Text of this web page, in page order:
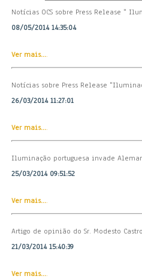
Notícias OCS sobre Press Release "
08/05/2014 14:35:04
Ver mais....
Notícias sobre Press Release
26/03/2014 11:27:01
Ver mais....
Iluminação portuguesa invade
25/03/2014 09:51:52
Ver mais....
Artigo de opinião do Sr. Modesto
21/03/2014 15:40:39
Ver mais....